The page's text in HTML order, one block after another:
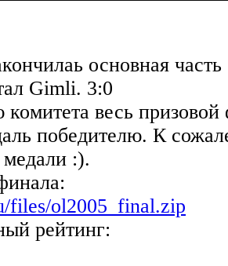
основная
Gimli. 3:0
весь призовой
победителю. К
медали :).
files/ol2005_final.zip
рейтинг: